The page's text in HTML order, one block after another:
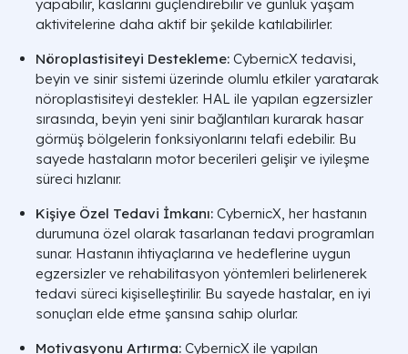
yapabilir, kaslarını güçlendirebilir ve günlük yaşam
aktivitelerine daha aktif bir şekilde katılabilirler.
Nöroplastisiteyi Destekleme: CybernicX tedavisi,
beyin ve sinir sistemi üzerinde olumlu etkiler yaratarak
nöroplastisiteyi destekler. HAL ile yapılan egzersizler
sırasında, beyin yeni sinir bağlantıları kurarak hasar
görmüş bölgelerin fonksiyonlarını telafi edebilir. Bu
sayede hastaların motor becerileri gelişir ve iyileşme
süreci hızlanır.
Kişiye Özel Tedavi İmkanı: CybernicX, her hastanın
durumuna özel olarak tasarlanan tedavi programları
sunar. Hastanın ihtiyaçlarına ve hedeflerine uygun
egzersizler ve rehabilitasyon yöntemleri belirlenerek
tedavi süreci kişiselleştirilir. Bu sayede hastalar, en iyi
sonuçları elde etme şansına sahip olurlar.
Motivasyonu Artırma: CybernicX ile yapılan